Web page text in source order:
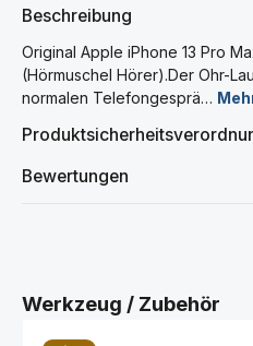
Beschreibung
Original Apple iPhone 13 Pro
(Hörmuschel Hörer).Der Ohr-
normalen Telefongesprä…
Bewertungen
Produktgalerie überspringen
Werkzeug / Zubehör